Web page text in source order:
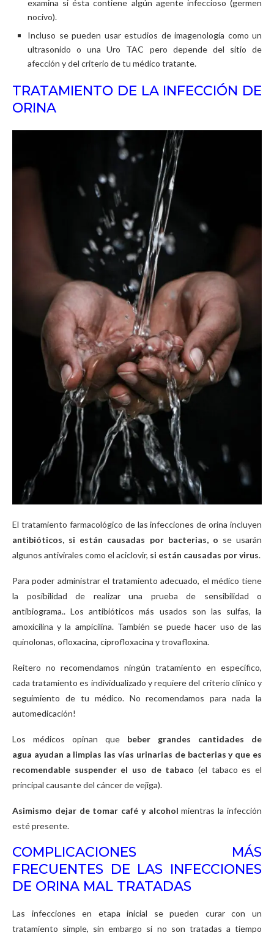
examina si ésta contiene algún agente infeccioso (germen
nocivo).
Incluso se pueden usar estudios de imagenología como un
ultrasonido o una Uro TAC pero depende del sitio de
afección y del criterio de tu médico tratante.
TRATAMIENTO DE LA INFECCIÓN DE
ORINA
El tratamiento farmacológico de las infecciones de orina incluyen
antibióticos, si están causadas por bacterias, o se usarán
algunos antivirales como el aciclovir, si están causadas por virus.
Para poder administrar el tratamiento adecuado, el médico tiene
la posibilidad de realizar una prueba de sensibilidad o
antibiograma.. Los antibióticos más usados son las sulfas, la
amoxicilina y la ampicilina. También se puede hacer uso de las
quinolonas, ofloxacina, ciprofloxacina y trovafloxina.
Reitero no recomendamos ningún tratamiento en específico,
cada tratamiento es individualizado y requiere del criterio clínico y
seguimiento de tu médico. No recomendamos para nada la
automedicación!
Los médicos opinan que beber grandes cantidades de
agua ayudan a limpias las vías urinarias de bacterias y que es
recomendable suspender el uso de tabaco (el tabaco es el
principal causante del cáncer de vejiga).
Asimismo dejar de tomar café y alcohol mientras la infección
esté presente.
COMPLICACIONES MÁS
FRECUENTES DE LAS INFECCIONES
DE ORINA MAL TRATADAS
Las infecciones en etapa inicial se pueden curar con un
tratamiento simple, sin embargo si no son tratadas a tiempo